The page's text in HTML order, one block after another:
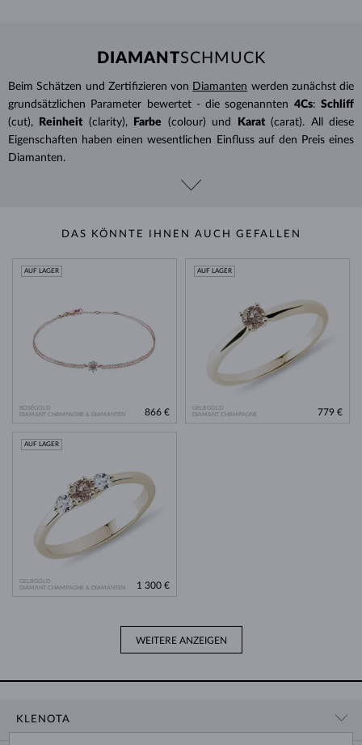
DIAMANTSCHMUCK
Beim Schätzen und Zertifizieren von Diamanten werden zunächst die
grundsätzlichen Parameter bewertet - die sogenannten 4Cs: Schliff
(cut),
Reinheit (clarity), Farbe (colour) und Karat (carat). All diese
Eigenschaften haben einen wesentlichen Einfluss auf den Preis eines
Diamanten.
DAS KÖNNTE IHNEN AUCH GEFALLEN
ROSÉGOLD
DIAMANT CHAMPAGNE & DIAMANTEN
AUF LAGER
866 €
GELBGOLD
DIAMANT CHAMPAGNE
AUF LAGER
779 €
GELBGOLD
DIAMANT CHAMPAGNE & DIAMANTEN
AUF LAGER
1 300 €
WEITERE ANZEIGEN
KLENOTA